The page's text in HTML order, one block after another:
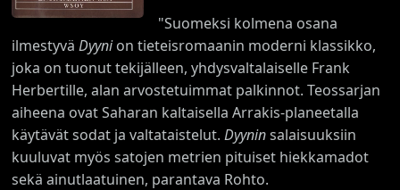
"Suomeksi kolmena osana
ilmestyväDyynion tieteisromaanin moderni klassikko,
joka on tuonut tekijälleen, yhdysvaltalaiselle Frank
Herbertille, alan arvostetuimmat palkinnot. Teossarjan
aiheena ovat Saharan kaltaisella Arrakis-planeetalla
käytävät sodat ja valtataistelut.Dyyninsalaisuuksiin
kuuluvat myös satojen metrien pituiset hiekkamadot
sekä ainutlaatuinen, parantava Rohto.